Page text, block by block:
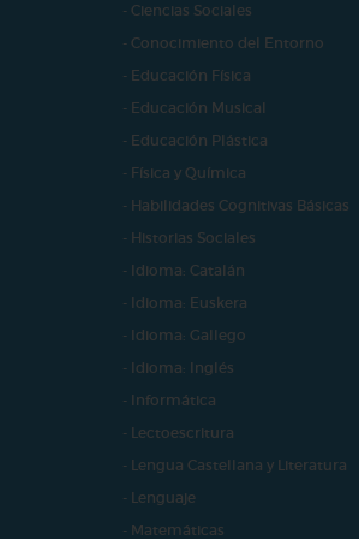
- Ciencias Sociales
- Conocimiento del Entorno
- Educación Física
- Educación Musical
- Educación Plástica
- Física y Química
- Habilidades Cognitivas Básicas
- Historias Sociales
- Idioma: Catalán
- Idioma: Euskera
- Idioma: Gallego
- Idioma: Inglés
- Informática
- Lectoescritura
- Lengua Castellana y Literatura
- Lenguaje
- Matemáticas